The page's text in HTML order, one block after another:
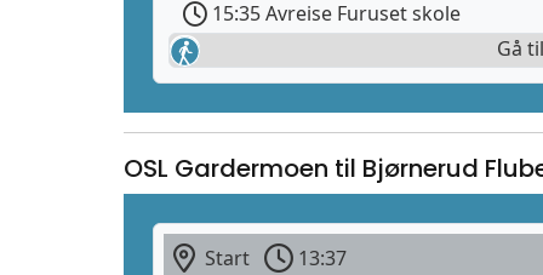
15:35 Avreise Furuset skole
Gå
OSL Gardermoen til Bjørnerud
Start
13:37